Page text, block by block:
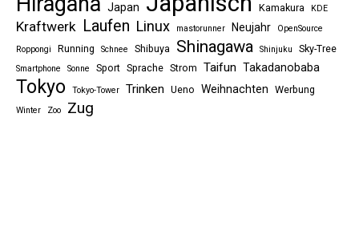
Japan Kamakura KDE
Kraftwerk Laufen Linux mastorunner Neujahr
OpenSource
Roppongi
Running Schnee Shibuya Shinagawa Shinjuku Sky-Tree
Smartphone Sonne Sport Sprache Strom Taifun Takadanobaba
Tokyo Tokyo-Tower Trinken Ueno Weihnachten Werbung
Winter Zoo Zug